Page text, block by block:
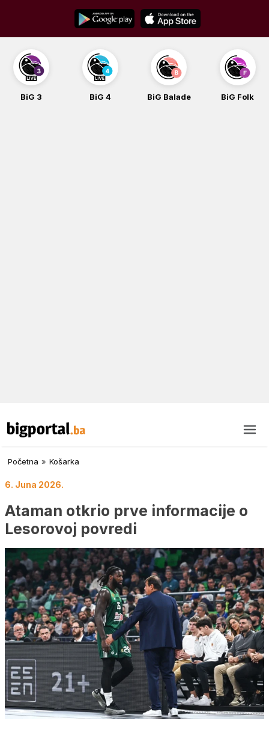
content
BiG 3 BiG 4 BiG Balade BiG Folk
Početna » Košarka
6. Juna 2026.
Ataman otkrio prve informacije o
Lesorovoj povredi